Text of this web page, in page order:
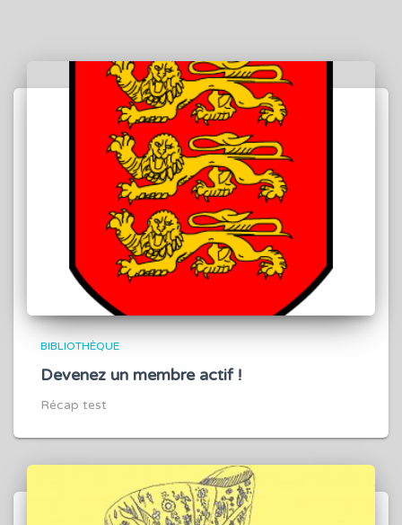
BIBLIOTHÈQUE
Devenez un membre actif !
Récap test